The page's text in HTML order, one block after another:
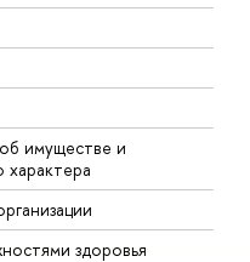
имуществе и
характера
здоровья